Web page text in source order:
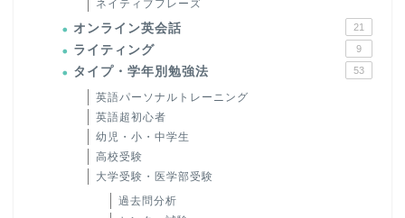
ネイティブフレーズ
オンライン英会話 21
ライティング 9
タイプ・学年別勉強法 53
英語パーソナルトレーニング
英語超初心者
幼児・小・中学生
高校受験
大学受験・医学部受験
過去問分析